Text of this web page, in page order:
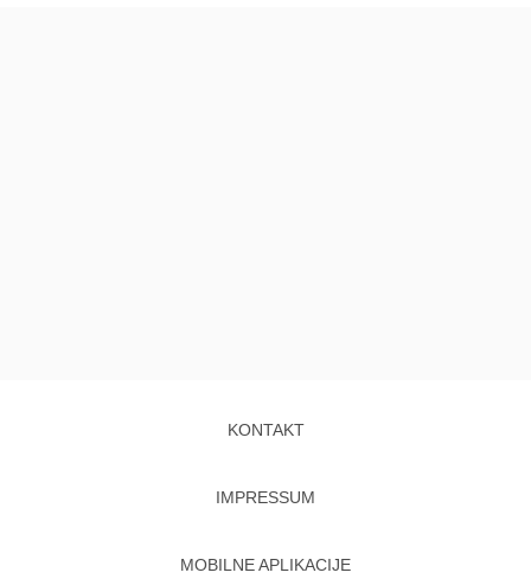
KONTAKT
IMPRESSUM
MOBILNE APLIKACIJE